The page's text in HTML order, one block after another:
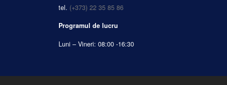
tel. (+373) 22 35 85 86
Programul de lucru
Luni – Vineri: 08:00 -16:30